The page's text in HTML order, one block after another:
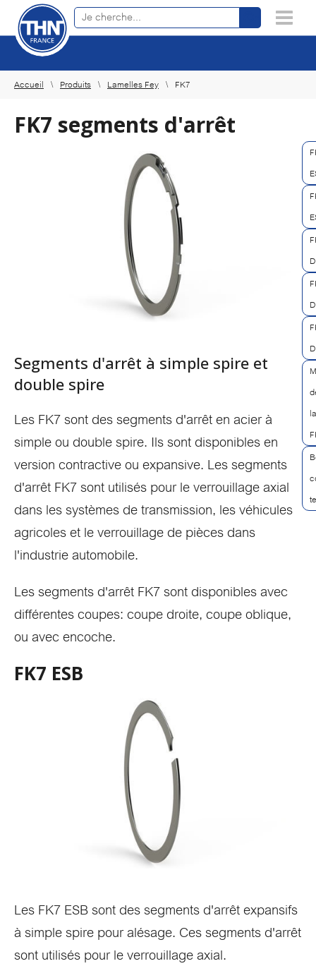
Accueil Produits Lamelles Fey FK7
FK7 segments d'arrêt
Segments d'arrêt à simple spire et
double spire
Les FK7 sont des segments d'arrêt en acier à
simple ou double spire. Ils sont disponibles en
version contractive ou expansive. Les segments
d'arrêt FK7 sont utilisés pour le verrouillage axial
dans les systèmes de transmission, les véhicules
agricoles et le verrouillage de pièces dans
l'industrie automobile.
Les segments d'arrêt FK7 sont disponibles avec
différentes coupes: coupe droite, coupe oblique,
ou avec encoche.
FK7 ESB
Les FK7 ESB sont des segments d'arrêt expansifs
à simple spire pour alésage. Ces segments d'arrêt
sont utilisés pour le verrouillage axial.
×
Recherche de produits en ligne